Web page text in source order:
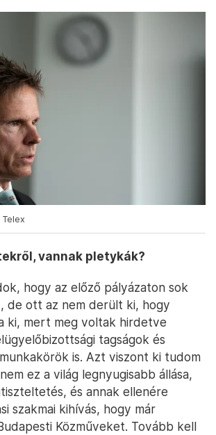
vannak pletykák?
hogy az előző pályázaton sok
de ott az nem derült ki, hogy
ki, mert meg voltak hirdetve
tagságok és
is. Azt viszont ki tudom
ez a világ legnyugisabb állása,
és annak ellenére
szakmai kihívás, hogy már
Közműveket. Tovább kell